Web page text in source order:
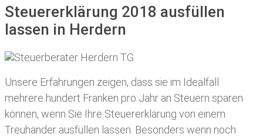
Steuererklärung 2018 ausfüllen
lassen in Herdern
Unsere Erfahrungen zeigen, dass sie im Idealfall
mehrere hundert Franken pro Jahr an Steuern sparen
können, wenn Sie Ihre Steuererklärung von einem
Treuhänder ausfüllen lassen . Besonders wenn noch